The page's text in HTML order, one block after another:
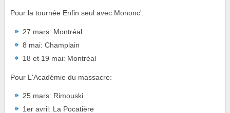
Pour la tournée Enfin seul avec Mononc':
27 mars: Montréal
8 mai: Champlain
18 et 19 mai: Montréal
Pour L'Académie du massacre:
25 mars: Rimouski
1er avril: La Pocatière